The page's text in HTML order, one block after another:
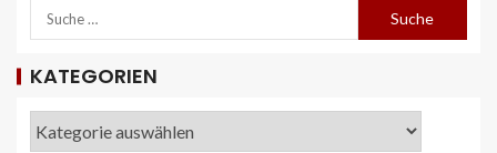
KATEGORIEN